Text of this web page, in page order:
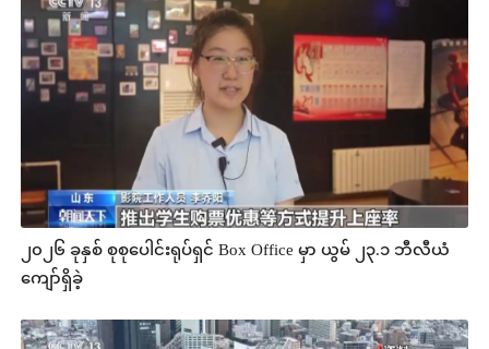
၂၀၂၆ ခုနှစ် စုစုပေါင်းရုပ်ရှင် Box Office မှာ ယွမ် ၂၃.၁ ဘီလီယံ
ကျော်ရှိခဲ့